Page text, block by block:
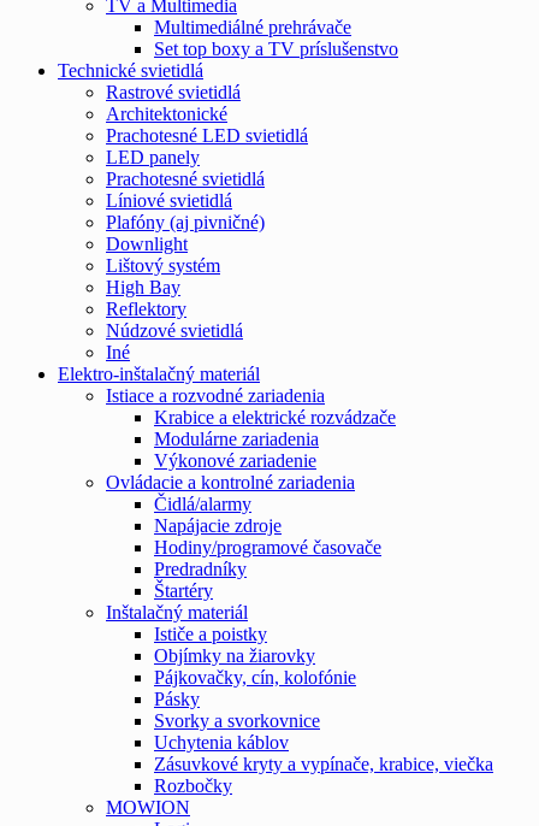
TV a Multimedia
Multimediálné prehrávače
Set top boxy a TV príslušenstvo
Technické svietidlá
Rastrové svietidlá
Architektonické
Prachotesné LED svietidlá
LED panely
Prachotesné svietidlá
Líniové svietidlá
Plafóny (aj pivničné)
Downlight
Lištový systém
High Bay
Reflektory
Núdzové svietidlá
Iné
Elektro-inštalačný materiál
Istiace a rozvodné zariadenia
Krabice a elektrické rozvádzače
Modulárne zariadenia
Výkonové zariadenie
Ovládacie a kontrolné zariadenia
Čidlá/alarmy
Napájacie zdroje
Hodiny/programové časovače
Predradníky
Štartéry
Inštalačný materiál
Ističe a poistky
Objímky na žiarovky
Pájkovačky, cín, kolofónie
Pásky
Svorky a svorkovnice
Uchytenia káblov
Zásuvkové kryty a vypínače, krabice, viečka
Rozbočky
MOWION